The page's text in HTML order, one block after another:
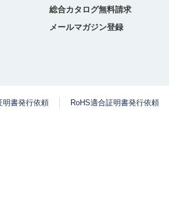
総合カタログ無料請求
メールマガジン登録
明書発行依頼 RoHS適合証明書発行依頼